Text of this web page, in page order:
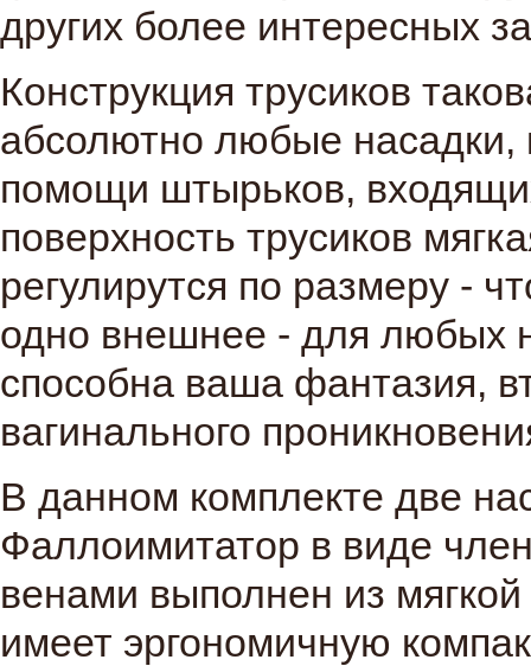
других более интересных
Конструкция трусиков
абсолютно любые насадки,
помощи штырьков,
поверхность трусиков
регулирутся по размеру -
одно внешнее - для любых
способна ваша фантазия,
вагинального
В данном комплекте две
Фаллоимитатор в виде
венами выполнен из
имеет эргономичную